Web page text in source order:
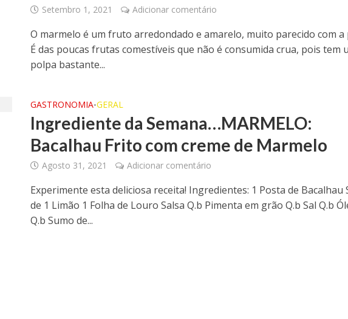
Setembro 1, 2021 Adicionar comentário
O marmelo é um fruto arredondado e amarelo, muito parecido com a
É das poucas frutas comestíveis que não é consumida crua, pois tem
polpa bastante...
GASTRONOMIA•GERAL
Ingrediente da Semana…MARMELO:
Bacalhau Frito com creme de Marmelo
Agosto 31, 2021 Adicionar comentário
Experimente esta deliciosa receita! Ingredientes: 1 Posta de Bacalhau
de 1 Limão 1 Folha de Louro Salsa Q.b Pimenta em grão Q.b Sal Q.b
Q.b Sumo de...